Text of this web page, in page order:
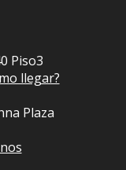
Piso3
llegar?
Plaza